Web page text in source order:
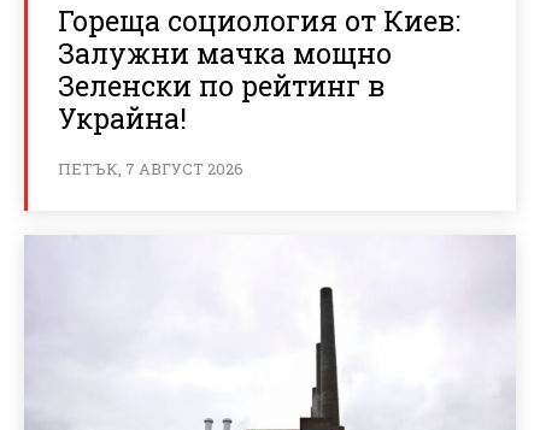
Гореща социология от Киев:
Залужни мачка мощно
Зеленски по рейтинг в
Украйна!
ПЕТЪК, 7 АВГУСТ 2026